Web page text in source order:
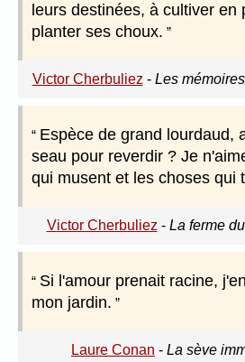
leurs destinées, à cultiver en
planter ses choux.
Victor Cherbuliez - Les
Espèce de grand lourdaud,
seau pour reverdir ? Je
qui musent et les choses qui
Victor Cherbuliez - La ferme
Si l'amour prenait racine,
mon jardin.
Laure Conan - La sève